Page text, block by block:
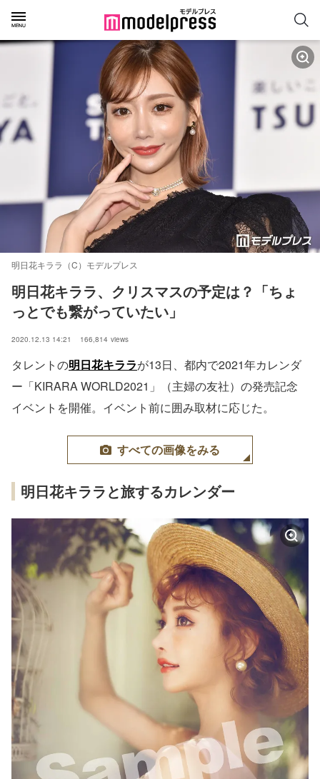
明日花キララ（C）モデルプレス
明日花キララ、クリスマスの予定は？「ちょ
っとでも繋がっていたい」
2020.12.13 14:21 166,814 views
タレントの明日花キララが13日、都内で2021年カレンダ
ー「KIRARA WORLD2021」（主婦の友社）の発売記念
イベントを開催。イベント前に囲み取材に応じた。
すべての画像をみる
明日花キララと旅するカレンダー